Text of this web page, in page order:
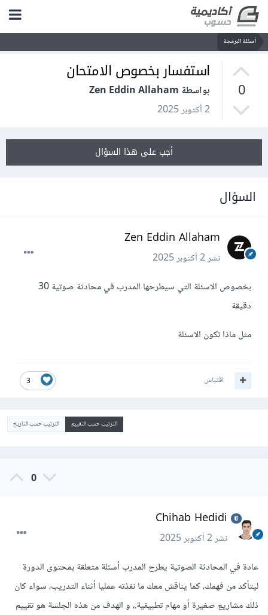
أسئلة البرمجة
0
استفسار بخصوص الامتحان
بواسطة Zen Eddin Allaham
2 أكتوبر 2025
أجب على هذا السؤال
السؤال
Zen Eddin Allaham
نشر2 أكتوبر 2025
بخصوص الاسئلة التي سيطرحها المدرب في محادثة صوتية 30
دقيقة
مثل ماذا تكون الاسئلة
3 اقتباس
الترتيب حسب التقييم الترتيب حسب التاريخ
0
Chihab Hedidi
نشر2 أكتوبر 2025
عادة في المحادثة الصوتية يطرح المدرب أسئلة متعلقة بمحتوى الدورة
ليتأكد من فهمك، كما يناقش معك ما نفذته عمليا أثناء التدريب، سواء كان
ذلك مشاريع صغيرة أو مهام تطبيقية.، و الهدف من هذه الجلسة هو تقييم